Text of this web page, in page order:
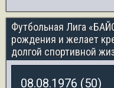
Футбольная Лига
рождения и желает
долгой спортивной
08.08.1976 (50)